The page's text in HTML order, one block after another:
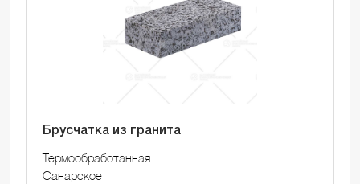
Брусчатка из гранита
Термообработанная
Санарское